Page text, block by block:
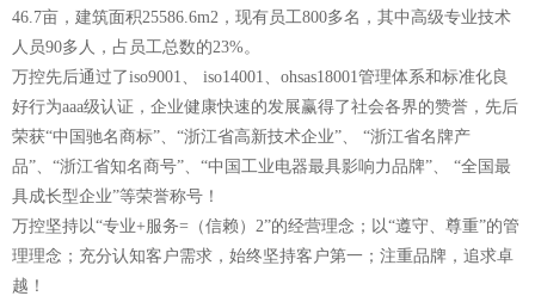
46.7亩，建筑面积25586.6m2，现有员工800多名，其中高级专业技术
人员90多人，占员工总数的23%。
万控先后通过了iso9001、 iso14001、ohsas18001管理体系和标准化良
好行为aaa级认证，企业健康快速的发展赢得了社会各界的赞誉，先后
荣获“中国驰名商标”、“浙江省高新技术企业”、 “浙江省名牌产
品”、“浙江省知名商号”、“中国工业电器最具影响力品牌”、 “全国最
具成长型企业”等荣誉称号！
万控坚持以“专业+服务=（信赖）2”的经营理念；以“遵守、尊重”的管
理理念；充分认知客户需求，始终坚持客户第一；注重品牌，追求卓
越！